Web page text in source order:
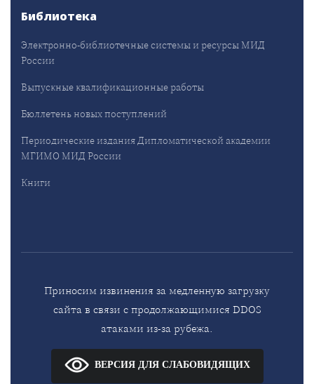
Библиотека
Электронно-библиотечные системы и ресурсы МИД
России
Выпускные квалификационные работы
Бюллетень новых поступлений
Периодические издания Дипломатической академии
МГИМО МИД России
Книги
Приносим извинения за медленную загрузку
сайта в связи с продолжающимися DDOS
атаками из-за рубежа.
ВЕРСИЯ ДЛЯ СЛАБОВИДЯЩИХ